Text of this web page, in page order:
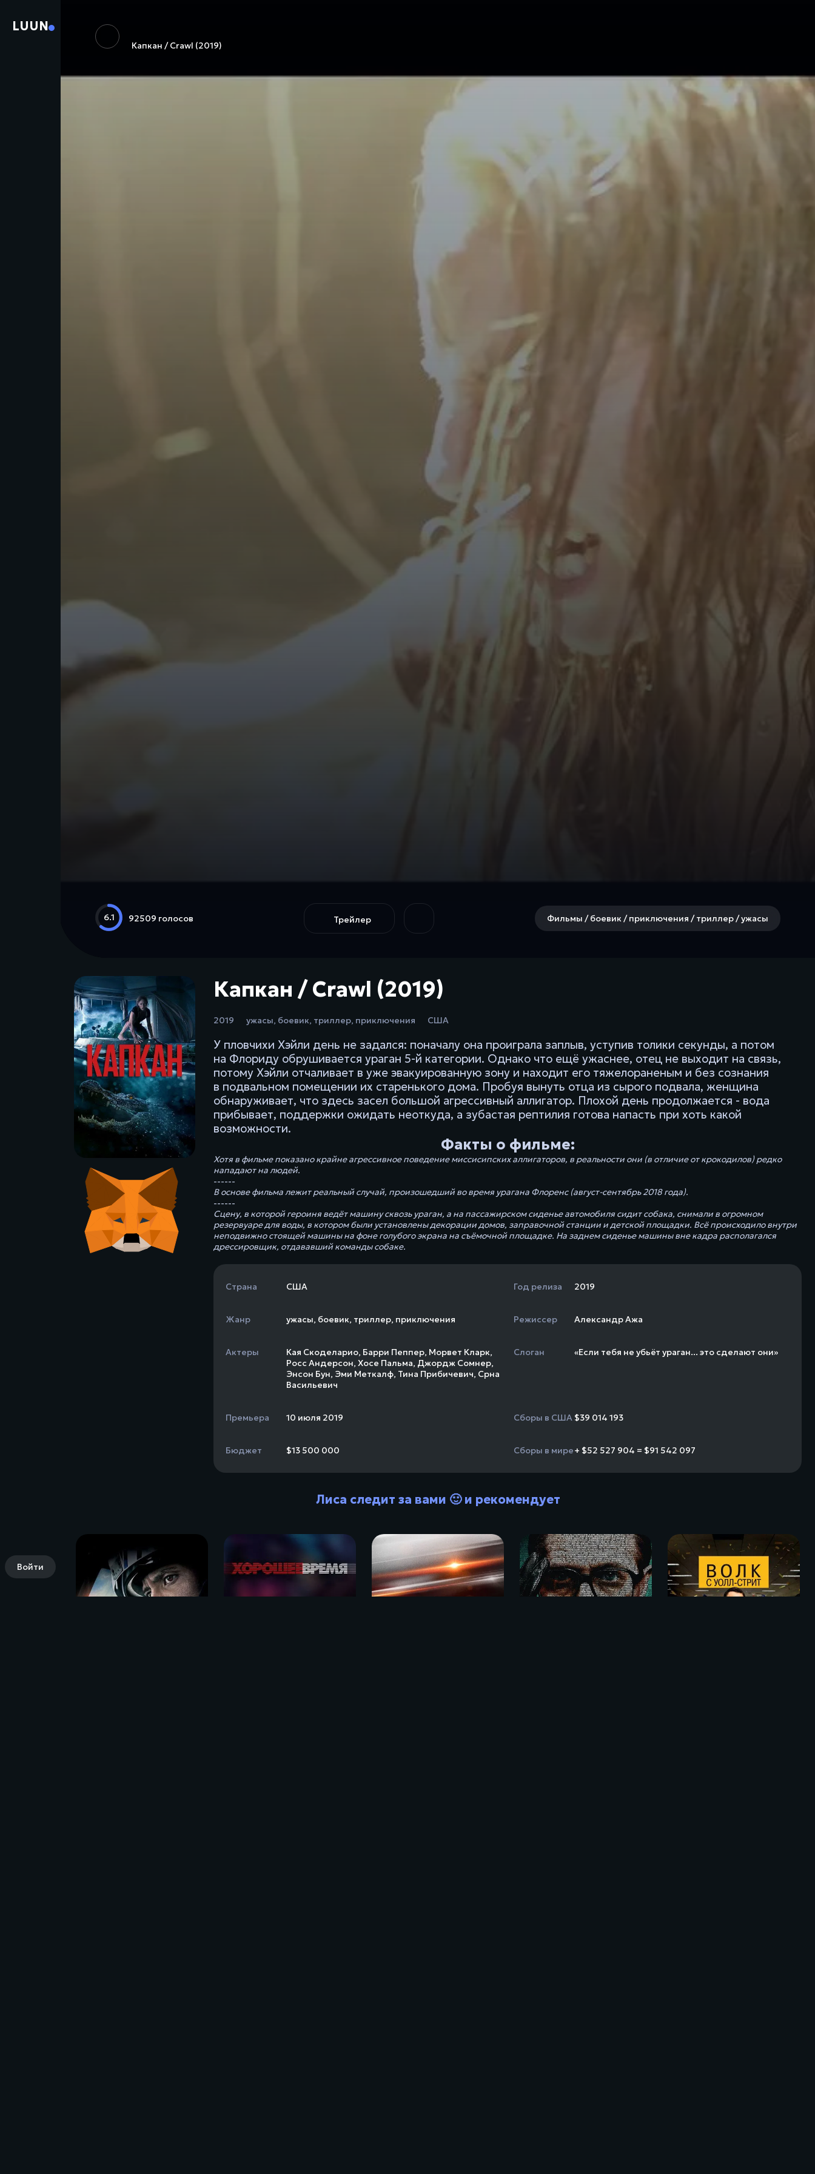
LUUN
Войти
Капкан / Crawl (2019)
6.1 92509 голосов Трейлер Фильмы / боевик / приключения / триллер / ужасы
Капкан / Crawl (2019)
2019 ужасы, боевик, триллер, приключения США
У пловчихи Хэйли день не задался: поначалу она проиграла заплыв, уступив толики секунды, а потом
на Флориду обрушивается ураган 5-й категории. Однако что ещё ужаснее, отец не выходит на связь,
потому Хэйли отчаливает в уже эвакуированную зону и находит его тяжелораненым и без сознания
в подвальном помещении их старенького дома. Пробуя вынуть отца из сырого подвала, женщина
обнаруживает, что здесь засел большой агрессивный аллигатор. Плохой день продолжается - вода
прибывает, поддержки ожидать неоткуда, а зубастая рептилия готова напасть при хоть какой
возможности.
Факты о фильме:
Хотя в фильме показано крайне агрессивное поведение миссисипских аллигаторов, в реальности они (в отличие от крокодилов) редко
нападают на людей.
------
В основе фильма лежит реальный случай, произошедший во время урагана Флоренс (август-сентябрь 2018 года).
------
Сцену, в которой героиня ведёт машину сквозь ураган, а на пассажирском сиденье автомобиля сидит собака, снимали в огромном
резервуаре для воды, в котором были установлены декорации домов, заправочной станции и детской площадки. Всё происходило внутри
неподвижно стоящей машины на фоне голубого экрана на съёмочной площадке. На заднем сиденье машины вне кадра располагался
дрессировщик, отдававший команды собаке.
Страна США Год релиза 2019
Жанр ужасы, боевик, триллер, приключения Режиссер Александр Ажа
Актеры Кая Скоделарио, Барри Пеппер, Морвет Кларк,
Росс Андерсон, Хосе Пальма, Джордж Сомнер,
Энсон Бун, Эми Меткалф, Тина Прибичевич, Срна
Васильевич
Слоган «Если тебя не убьёт ураган... это сделают они»
Премьера 10 июля 2019 Сборы в США $39 014 193
Бюджет $13 500 000 Сборы в мире+ $52 527 904 = $91 542 097
Лиса следит за вами 🙂 и рекомендует